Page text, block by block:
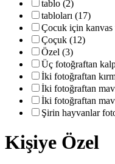
tablo (2)
tabloları (17)
Çocuk için kanvas
Çoçuk (12)
Özel (3)
Üç fotoğraftan
İki fotoğraftan
İki fotoğraftan
İki fotoğraftan
Şirin hayvanlar
Kişiye Özel